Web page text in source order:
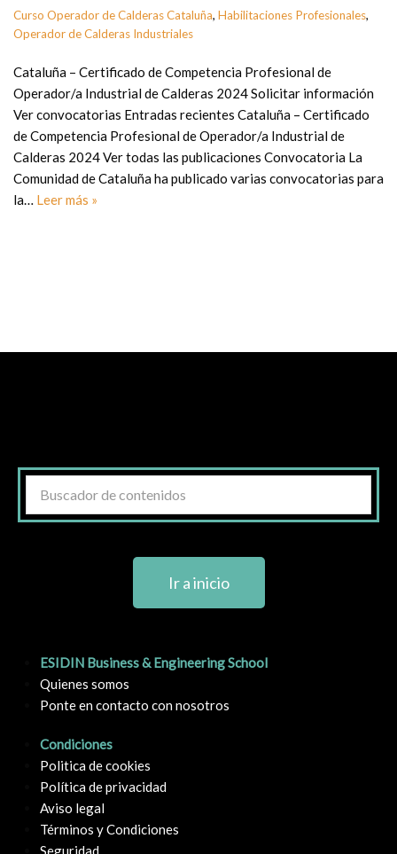
Curso Operador de Calderas Cataluña, Habilitaciones Profesionales,
Operador de Calderas Industriales
Cataluña – Certificado de Competencia Profesional de
Operador/a Industrial de Calderas 2024 Solicitar información
Ver convocatorias Entradas recientes Cataluña – Certificado
de Competencia Profesional de Operador/a Industrial de
Calderas 2024 Ver todas las publicaciones Convocatoria La
Comunidad de Cataluña ha publicado varias convocatorias para
la… Leer más »
Ir a inicio
ESIDIN Business & Engineering School
Quienes somos
Ponte en contacto con nosotros
Condiciones
Politica de cookies
Política de privacidad
Aviso legal
Términos y Condiciones
Seguridad